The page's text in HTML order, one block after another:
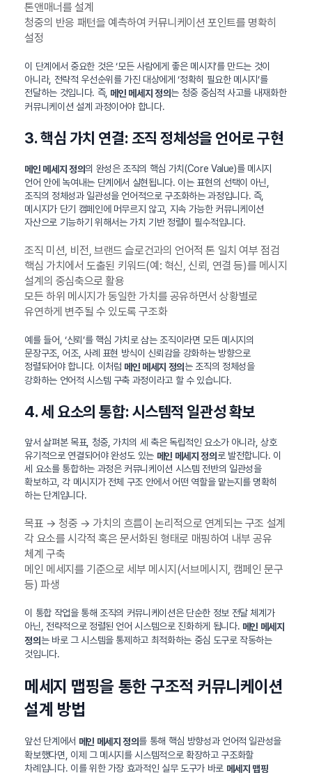
톤앤매너를 설계
청중의 반응 패턴을 예측하여 커뮤니케이션 포인트를 명확히
설정
이 단계에서 중요한 것은 ‘모든 사람에게 좋은 메시지’를 만드는 것이
아니라, 전략적 우선순위를 가진 대상에게 ‘정확히 필요한 메시지’를
전달하는 것입니다. 즉, 메인 메세지 정의는 청중 중심적 사고를 내재화한
커뮤니케이션 설계 과정이어야 합니다.
3. 핵심 가치 연결: 조직 정체성을 언어로 구현
메인 메세지 정의의 완성은 조직의 핵심 가치(Core Value)를 메시지
언어 안에 녹여내는 단계에서 실현됩니다. 이는 표현의 선택이 아닌,
조직의 정체성과 일관성을 언어적으로 구조화하는 과정입니다. 즉,
메시지가 단기 캠페인에 머무르지 않고, 지속 가능한 커뮤니케이션
자산으로 기능하기 위해서는 가치 기반 정렬이 필수적입니다.
조직 미션, 비전, 브랜드 슬로건과의 언어적 톤 일치 여부 점검
핵심 가치에서 도출된 키워드(예: 혁신, 신뢰, 연결 등)를 메시지
설계의 중심축으로 활용
모든 하위 메시지가 동일한 가치를 공유하면서 상황별로
유연하게 변주될 수 있도록 구조화
예를 들어, ‘신뢰’를 핵심 가치로 삼는 조직이라면 모든 메시지의
문장구조, 어조, 사례 표현 방식이 신뢰감을 강화하는 방향으로
정렬되어야 합니다. 이처럼 메인 메세지 정의는 조직의 정체성을
강화하는 언어적 시스템 구축 과정이라고 할 수 있습니다.
4. 세 요소의 통합: 시스템적 일관성 확보
앞서 살펴본 목표, 청중, 가치의 세 축은 독립적인 요소가 아니라, 상호
유기적으로 연결되어야 완성도 있는 메인 메세지 정의로 발전합니다. 이
세 요소를 통합하는 과정은 커뮤니케이션 시스템 전반의 일관성을
확보하고, 각 메시지가 전체 구조 안에서 어떤 역할을 맡는지를 명확히
하는 단계입니다.
목표 → 청중 → 가치의 흐름이 논리적으로 연계되는 구조 설계
각 요소를 시각적 혹은 문서화된 형태로 매핑하여 내부 공유
체계 구축
메인 메세지를 기준으로 세부 메시지(서브메시지, 캠페인 문구
등) 파생
이 통합 작업을 통해 조직의 커뮤니케이션은 단순한 정보 전달 체계가
아닌, 전략적으로 정렬된 언어 시스템으로 진화하게 됩니다. 메인 메세지
정의 는 바로 그 시스템을 통제하고 최적화하는 중심 도구로 작동하는
것입니다.
메세지 맵핑을 통한 구조적 커뮤니케이션
설계 방법
앞선 단계에서 메인 메세지 정의를 통해 핵심 방향성과 언어적 일관성을
확보했다면, 이제 그 메시지를 시스템적으로 확장하고 구조화할
차례입니다. 이를 위한 가장 효과적인 실무 도구가 바로 메세지 맵핑